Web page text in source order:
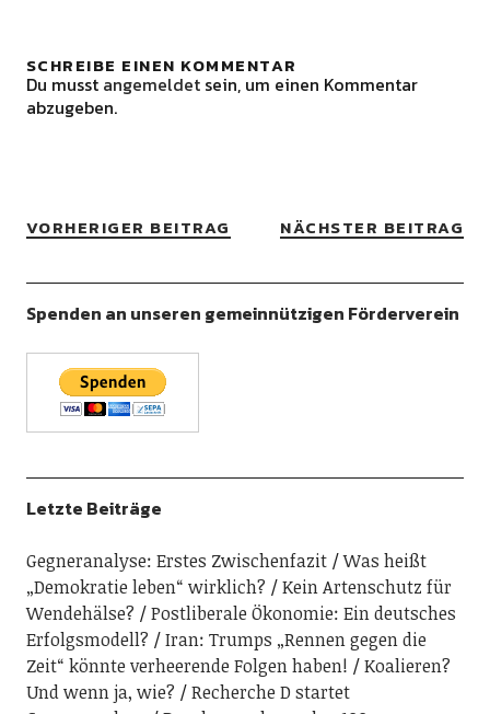
SCHREIBE EINEN KOMMENTAR
Du musst angemeldetsein, um einen Kommentar
abzugeben.
VORHERIGER BEITRAG NÄCHSTER BEITRAG
Spenden an unseren gemeinnützigen Förderverein
Letzte Beiträge
Gegneranalyse: Erstes Zwischenfazit
Was heißt
„Demokratie leben“ wirklich?
Kein Artenschutz für
Wendehälse?
Postliberale Ökonomie: Ein deutsches
Erfolgsmodell?
Iran: Trumps „Rennen gegen die
Zeit“ könnte verheerende Folgen haben!
Koalieren?
Und wenn ja, wie?
Recherche D startet